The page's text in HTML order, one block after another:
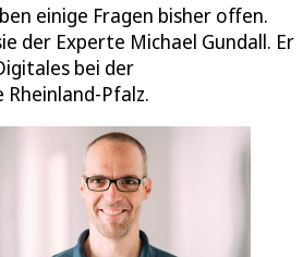
einige Fragen bisher offen.
der Experte Michael Gundall. Er
bei der
Pfalz.